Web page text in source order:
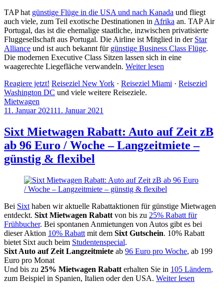
TAP hat günstige Flüge in die USA und nach Kanada und fliegt
auch viele, zum Teil exotische Destinationen in Afrika an. TAP Air
Portugal, das ist die ehemalige staatliche, inzwischen privatisierte
Fluggesellschaft aus Portugal. Die Airline ist Mitglied in der Star
Alliance und ist auch bekannt für günstige Business Class Flüge.
Die modernen Executive Class Sitzen lassen sich in eine
waagerechte Liegefläche verwandeln. Weiter lesen
Reagiere jetzt! Reiseziel New York · Reiseziel Miami · Reiseziel
Washington DC und viele weitere Reiseziele.
Mietwagen
11. Januar 202111. Januar 2021
Allan
Sixt Mietwagen Rabatt: Auto auf Zeit zB
ab 96 Euro / Woche – Langzeitmiete –
günstig & flexibel
Bei Sixt haben wir aktuelle Rabattaktionen für günstige Mietwagen
entdeckt. Sixt Mietwagen Rabatt von bis zu 25% Rabatt für
Frühbucher. Bei spontanen Anmietungen von Autos gibt es bei
dieser Aktion 10% Rabatt mit dem Sixt Gutschein. 10% Rabatt
bietet Sixt auch beim Studentenspecial.
Sixt Auto auf Zeit Langzeitmiete ab 96 Euro pro Woche, ab 199
Euro pro Monat
Und bis zu 25% Mietwagen Rabatt erhalten Sie in 105 Ländern,
zum Beispiel in Spanien, Italien oder den USA. Weiter lesen